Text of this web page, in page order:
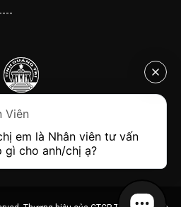
TRỊ
- TP Đông Hà - Tỉnh Quảng Trị
Viên
em là Nhân viên tư vấn
gì cho anh/chị ạ?